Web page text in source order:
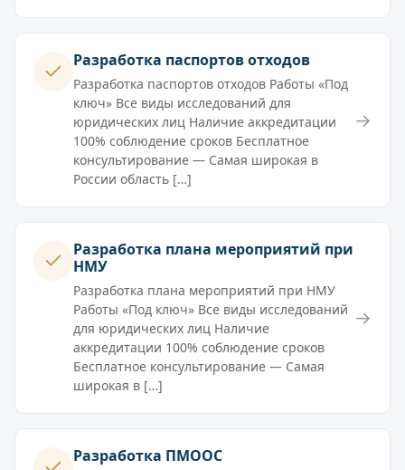
Разработка паспортов отходов
Разработка паспортов отходов Работы «Под
ключ» Все виды исследований для
юридических лиц Наличие аккредитации
100% соблюдение сроков Бесплатное
консультирование — Самая широкая в
России область […]
→
Разработка плана мероприятий при
НМУ
Разработка плана мероприятий при НМУ
Работы «Под ключ» Все виды исследований
для юридических лиц Наличие
аккредитации 100% соблюдение сроков
Бесплатное консультирование — Самая
широкая в […]
→
Разработка ПМООС